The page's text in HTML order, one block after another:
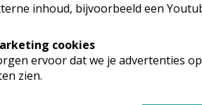
9.30
inhoud, bijvoorbeeld een
cookies
ervoor dat we je advertenties
zien.